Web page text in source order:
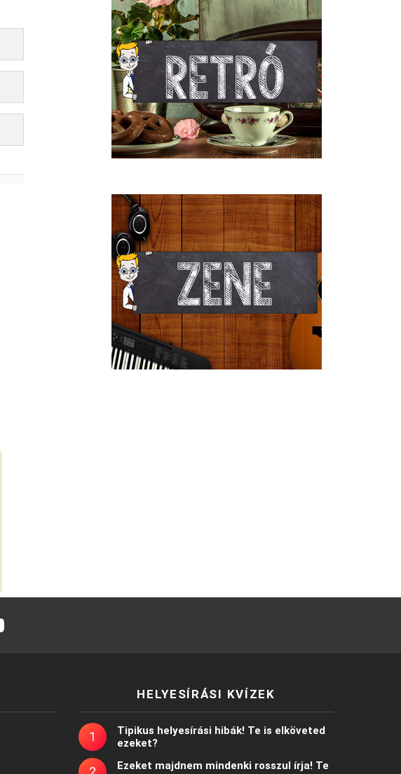
HELYESÍRÁSI KVÍZEK
Tipikus helyesírási hibák! Te is elköveted
ezeket?
Ezeket majdnem mindenki rosszul írja! Te